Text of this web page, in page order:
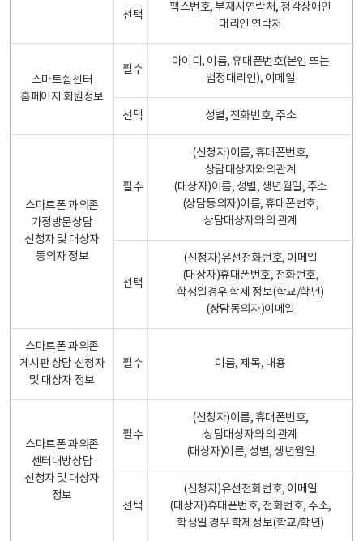
선택
팩스번호, 부재시연락처, 청각장애인
대리인 연락처
스마트쉼센터
홈페이지 회원정보
필수
아이디, 이름, 휴대폰번호(본인 또는
법정대리인), 이메일
선택 성별, 전화번호, 주소
스마트폰 과의존
가정방문상담
신청자 및 대상자
동의자 정보
필수
(신청자)이름, 휴대폰번호,
상담대상자와의관계
(대상자)이름, 성별, 생년월일, 주소
(상담동의자)이름, 휴대폰번호,
상담대상자와의 관계
선택
(신청자)유선전화번호, 이메일
(대상자)휴대폰번호, 전화번호,
학생일경우 학제 정보(학교/학년)
(상담동의자)이메일
스마트폰 과의존
게시판 상담 신청자
및 대상자 정보
필수 이름, 제목, 내용
스마트폰 과의존
센터내방상담
신청자 및 대상자
정보
필수
(신청자)이름, 휴대폰번호,
상담대상자와의 관계
(대상자)이른, 성별, 생년월일
선택
(신청자)유선전화번호, 이메일
(대상자)휴대폰번호, 전화번호, 주소,
학생일 경우 학제정보(학교/학년)